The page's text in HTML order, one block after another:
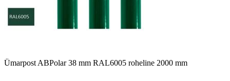
Ümarpost ABPolar 38 mm RAL6005 roheline 2000 mm